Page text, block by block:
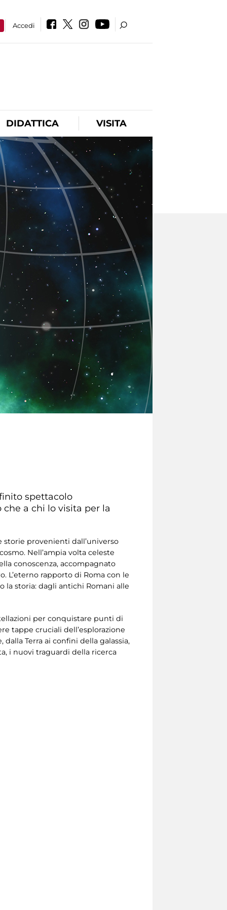
Accedi
DIDATTICA VISITA
spettacolo
a chi lo visita per la
provenienti dall’universo
Nell’ampia volta celeste
conoscenza, accompagnato
L’eterno rapporto di Roma con le
la storia: dagli antichi Romani alle
per conquistare punti di
tappe cruciali dell’esplorazione
Terra ai confini della galassia,
i nuovi traguardi della ricerca